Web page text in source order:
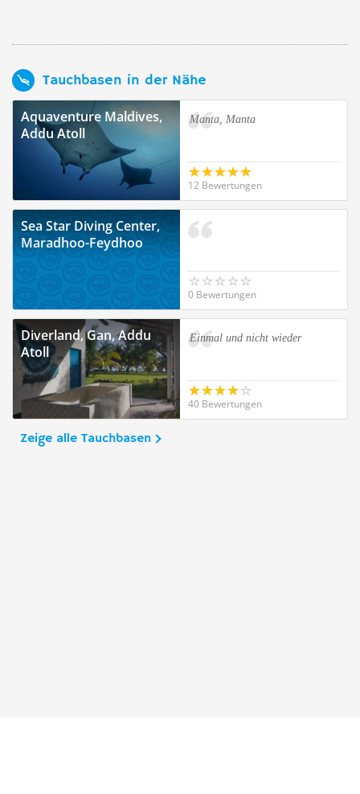
Tauchbasen in der Nähe
Aquaventure Maldives,
Addu Atoll
Manta, Manta
12 Bewertungen
Sea Star Diving Center,
Maradhoo-Feydhoo
0 Bewertungen
Diverland, Gan, Addu
Atoll
Einmal und nicht wieder
40 Bewertungen
Zeige alle Tauchbasen